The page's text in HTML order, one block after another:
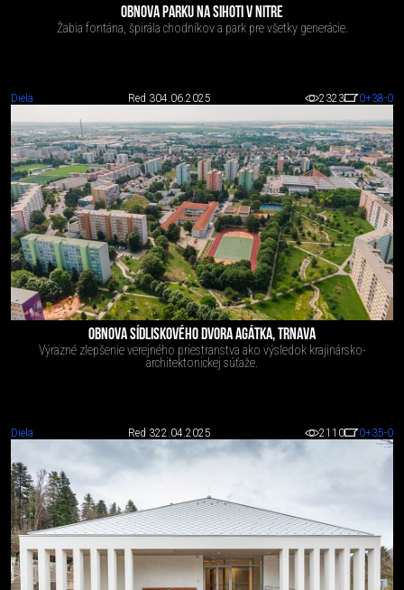
OBNOVA PARKU NA SIHOTI V NITRE
Žabia fontána, špirála chodníkov a park pre všetky generácie.
Diela Red 304.06.2025 2323 0+38-0
OBNOVA SÍDLISKOVÉHO DVORA AGÁTKA, TRNAVA
Výrazné zlepšenie verejného priestranstva ako výsledok krajinársko-
architektonickej súťaže.
Diela Red 322.04.2025 2110 0+35-0